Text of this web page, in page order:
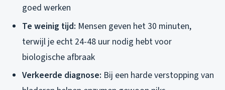
goed werken
Te weinig tijd: Mensen geven het 30 minuten,
terwijl je echt 24-48 uur nodig hebt voor
biologische afbraak
Verkeerde diagnose: Bij een harde verstopping van